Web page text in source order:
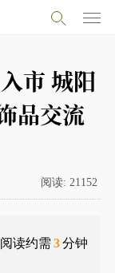
市 城阳
品交流
阅读: 21152
读约需 3分钟